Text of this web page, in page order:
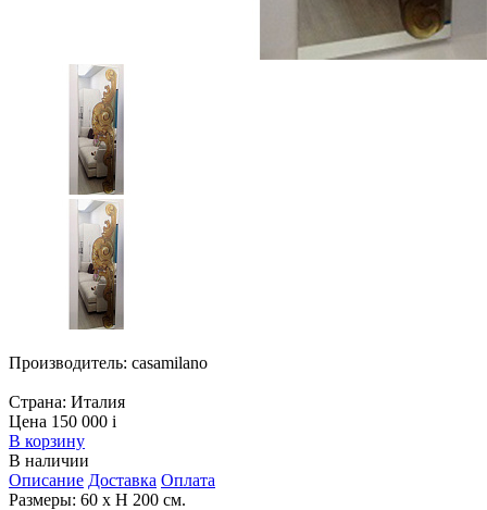
Производитель: casamilano
Страна: Италия
Цена 150 000 i
В корзину
В наличии
Описание Доставка Оплата
Размеры: 60 х H 200 см.